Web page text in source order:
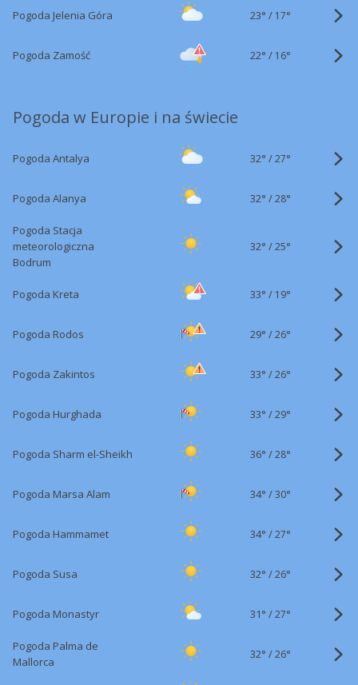
Pogoda Jelenia Góra 23° / 17°
Pogoda Zamość 22° / 16°
Pogoda w Europie i na świecie
Pogoda Antalya 32° /27°
Pogoda Alanya 32° /28°
Pogoda Stacja
meteorologiczna
Bodrum
32° /25°
Pogoda Kreta 33° / 19°
Pogoda Rodos 29° /26°
Pogoda Zakintos 33° /26°
Pogoda Hurghada 33° /29°
Pogoda Sharm el-Sheikh 36° /28°
Pogoda Marsa Alam 34° /30°
Pogoda Hammamet 34° /27°
Pogoda Susa 32° /26°
Pogoda Monastyr 31° /27°
Pogoda Palma de
Mallorca
32° /26°